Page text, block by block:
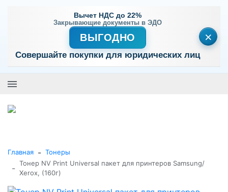
Вычет НДС до 22%
Закрывающие документы в ЭДО
ВЫГОДНО
Совершайте покупки для юридических лиц
×
Главная - Тонеры
- Тонер NV Print Universal пакет для принтеров Samsung/
Xerox, (160г)